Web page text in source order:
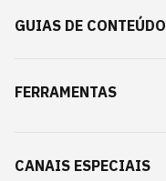
GUIAS DE CONTEÚDO
FERRAMENTAS
CANAIS ESPECIAIS